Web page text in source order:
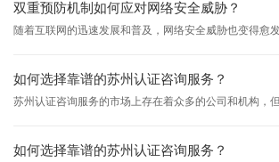
双重预防机制如何应对网络安全威胁？
随着互联网的迅速发展和普及，网络安全威胁也变得愈
如何选择靠谱的苏州认证咨询服务？
苏州认证咨询服务的市场上存在着众多的公司和机构，
如何选择靠谱的苏州认证咨询服务？